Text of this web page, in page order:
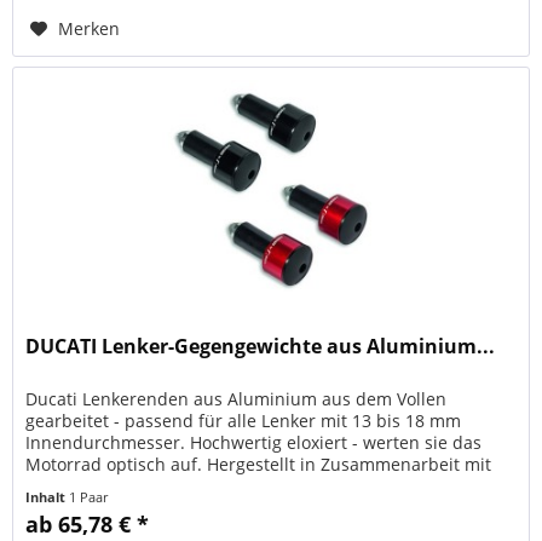
Merken
DUCATI Lenker-Gegengewichte aus Aluminium...
Ducati Lenkerenden aus Aluminium aus dem Vollen
gearbeitet - passend für alle Lenker mit 13 bis 18 mm
Innendurchmesser. Hochwertig eloxiert - werten sie das
Motorrad optisch auf. Hergestellt in Zusammenarbeit mit
Inhalt 1 Paar
ab 65,78 € *